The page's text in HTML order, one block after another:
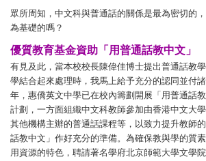
眾所周知，中文科與普通話的關係是最為密切的
為基礎的嗎？
優質教育基金資助「用普通話教中文」
有見及此，當本校校長陳偉佳博士提出普通話教
學結合起來處理時，我馬上給予充分的認同並付
年，惠僑英文中學已在校內籌劃開展「用普通話
計劃，一方面組織中文科教師參加由香港中文大
其他機構主辦的普通話課程等，以致力提升教師
話教中文」作好充分的準備。為確保教與學的質
用資源的特色，聘請著名學府北京師範大學文學